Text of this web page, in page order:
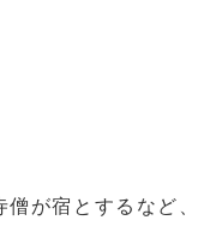
が宿とするなど